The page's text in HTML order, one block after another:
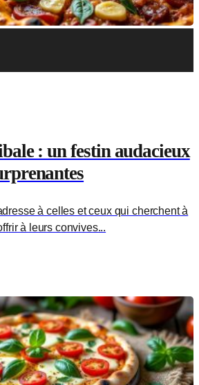
: un festin audacieux
à celles et ceux qui cherchent à
à leurs convives...